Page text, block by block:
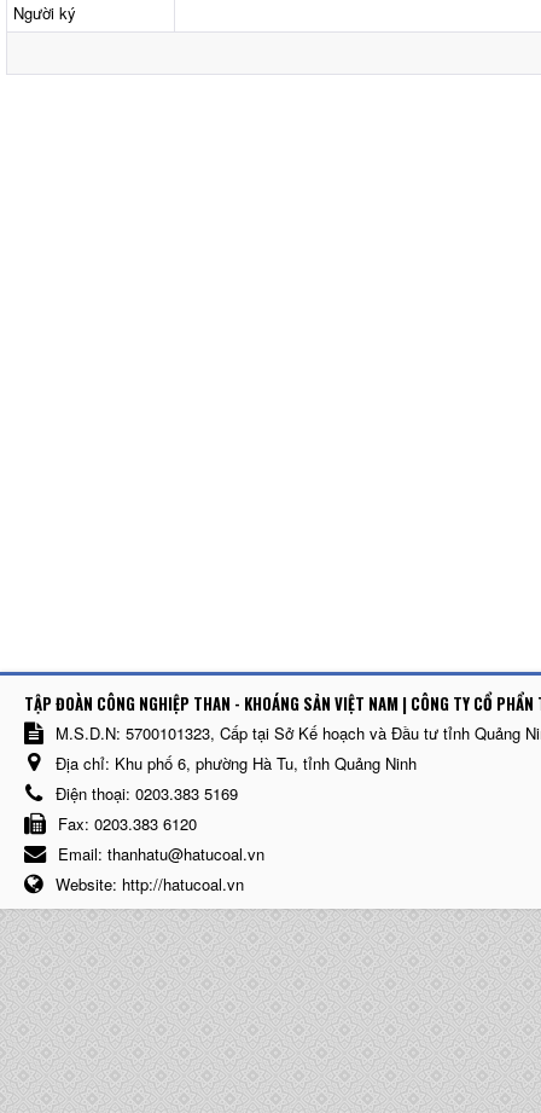
Người ký
TẬP ĐOÀN CÔNG NGHIỆP THAN - KHOÁNG SẢN VIỆT NAM | CÔNG TY CỔ
M.S.D.N: 5700101323, Cấp tại Sở Kế hoạch và Đầu tư tỉnh Quảng
Địa chỉ: Khu phố 6, phường Hà Tu, tỉnh Quảng Ninh
Điện thoại: 0203.383 5169
Fax: 0203.383 6120
Email: thanhatu@hatucoal.vn
Website: http://hatucoal.vn